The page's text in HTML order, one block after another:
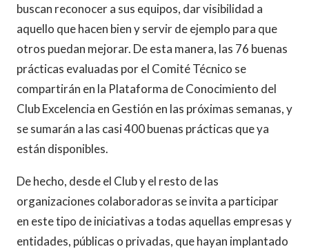
buscan reconocer a sus equipos, dar visibilidad a
aquello que hacen bien y servir de ejemplo para que
otros puedan mejorar. De esta manera, las 76 buenas
prácticas evaluadas por el Comité Técnico se
compartirán en la Plataforma de Conocimiento del
Club Excelencia en Gestión en las próximas semanas, y
se sumarán a las casi 400 buenas prácticas que ya
están disponibles.
De hecho, desde el Club y el resto de las
organizaciones colaboradoras se invita a participar
en este tipo de iniciativas a todas aquellas empresas y
entidades, públicas o privadas, que hayan implantado